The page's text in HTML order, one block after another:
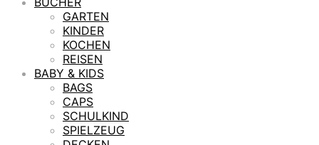
GARTEN
KINDER
KOCHEN
REISEN
BABY & KIDS
BAGS
CAPS
SCHULKIND
SPIELZEUG